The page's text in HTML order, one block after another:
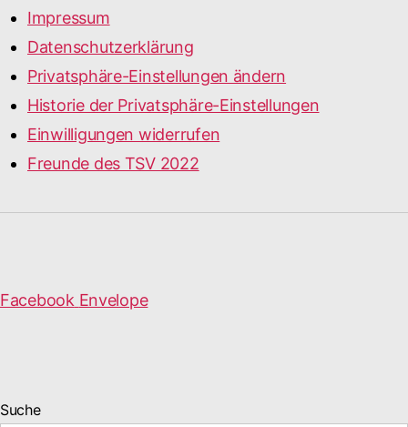
Impressum
Datenschutzerklärung
Privatsphäre-Einstellungen ändern
Historie der Privatsphäre-Einstellungen
Einwilligungen widerrufen
Freunde des TSV 2022
Facebook Envelope
Suche